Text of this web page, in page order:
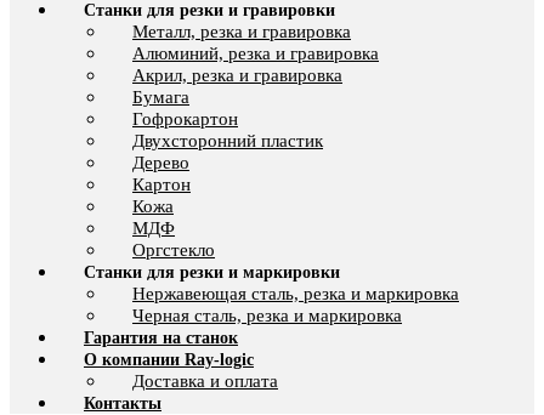
Станки для резки и гравировки
Металл, резка и гравировка
Алюминий, резка и гравировка
Акрил, резка и гравировка
Бумага
Гофрокартон
Двухсторонний пластик
Дерево
Картон
Кожа
МДФ
Оргстекло
Станки для резки и маркировки
Нержавеющая сталь, резка и маркировка
Черная сталь, резка и маркировка
Гарантия на станок
О компании Ray-logic
Доставка и оплата
Контакты